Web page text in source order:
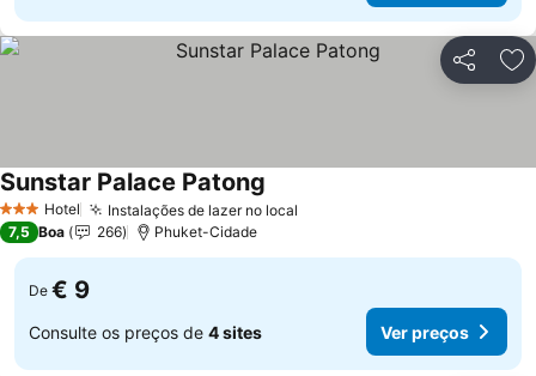
Partilhar
3 EstrelasHotel Instalações de lazer no local
Sunstar Palace Patong
7,5 Boa 266 Phuket-Cidade
De € 9
Consulte os preços de 4 sites Ver preços